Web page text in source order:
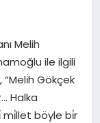
Melih
ile ilgili
Gökçek
Halka
mi̇llet böyle bi̇r